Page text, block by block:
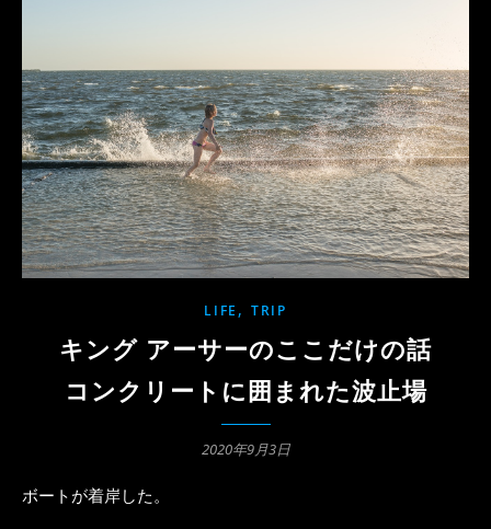
LIFE , TRIP
キング アーサーのここだけの話
コンクリートに囲まれた波止場
2020年9月3日
ボートが着岸した。